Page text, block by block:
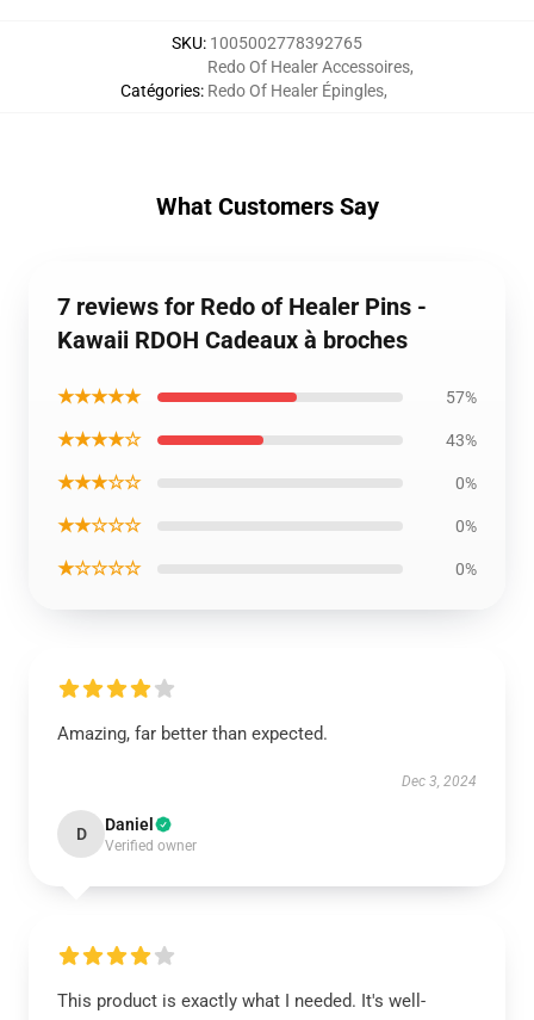
SKU: 1005002778392765
Catégories:
Redo Of Healer Accessoires,
Redo Of Healer Épingles,
What Customers Say
7 reviews for Redo of Healer Pins -
Kawaii RDOH Cadeaux à broches
★★★★★ 57%
★★★★☆ 43%
★★★☆☆ 0%
★★☆☆☆ 0%
★☆☆☆☆ 0%
Amazing, far better than expected.
Dec 3, 2024
D Daniel
Verified owner
This product is exactly what I needed. It's well-